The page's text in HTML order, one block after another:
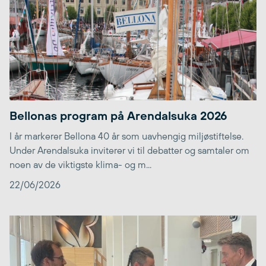
Bellonas program på Arendalsuka 2026
I år markerer Bellona 40 år som uavhengig miljøstiftelse.
Under Arendalsuka inviterer vi til debatter og samtaler om
noen av de viktigste klima- og m...
22/06/2026